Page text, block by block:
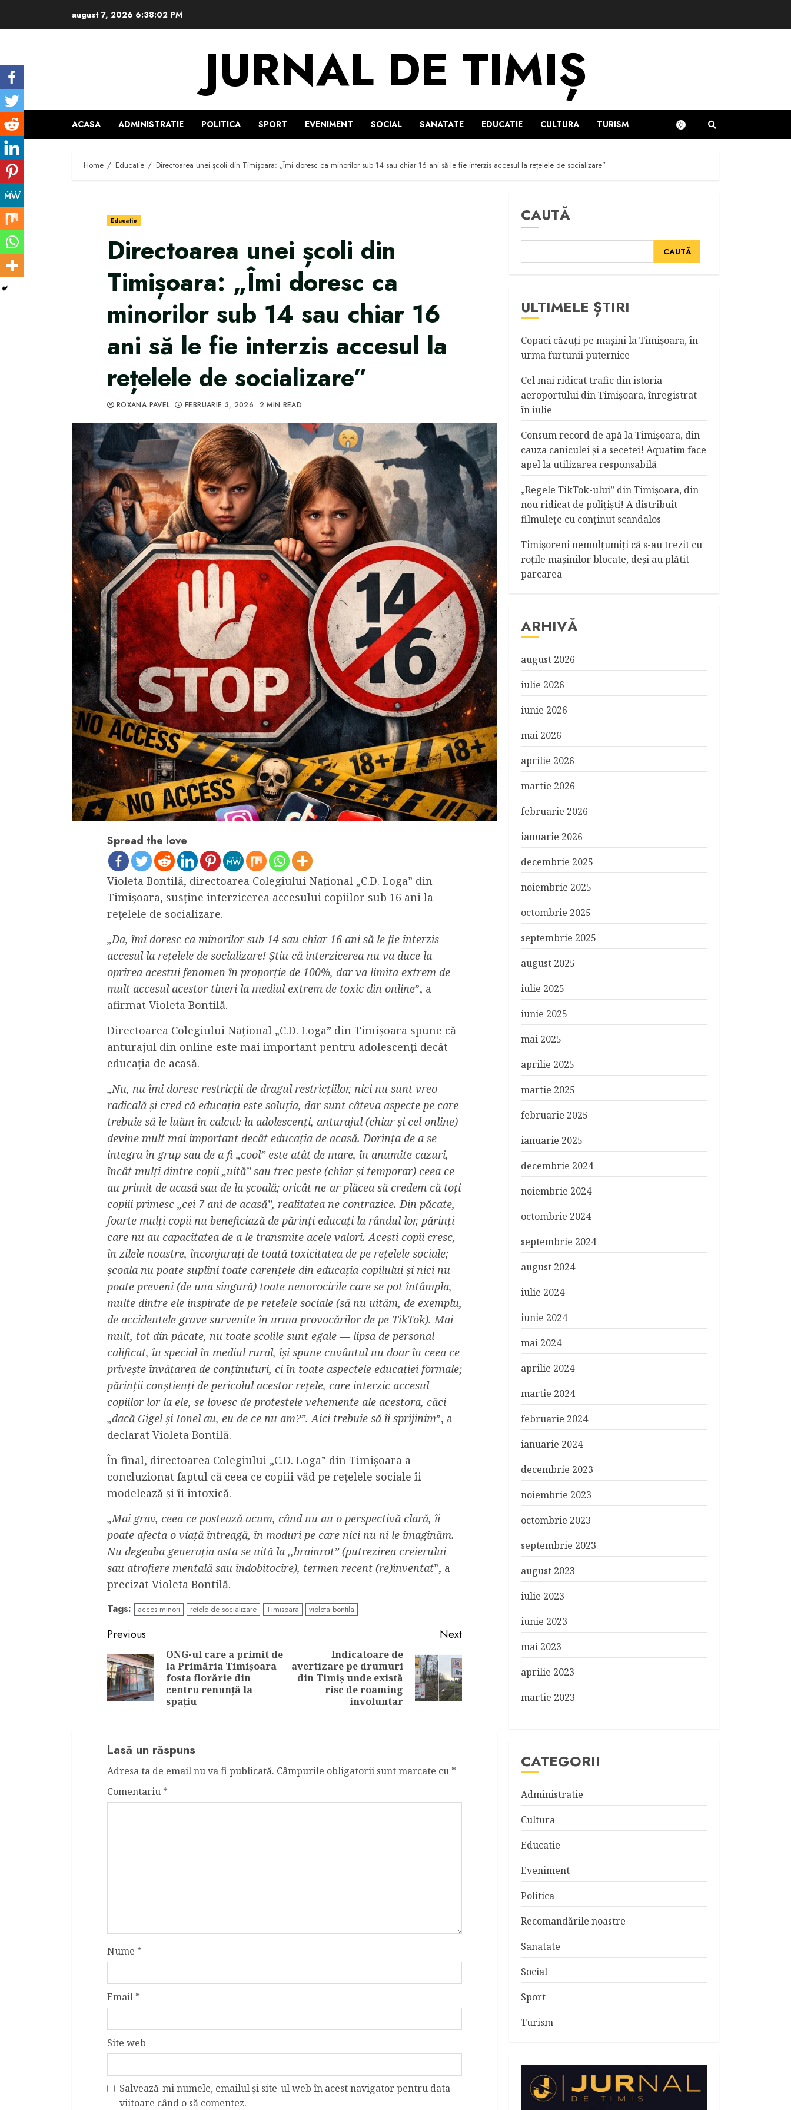
august 7, 2026 6:38:03 PM
JURNAL DE TIMIȘ
ACASA ADMINISTRATIE POLITICA SPORT EVENIMENT SOCIAL SANATATE EDUCATIE CULTURA TURISM
Home Educatie Directoarea unei școli din Timișoara: „Îmi doresc ca minorilor sub 14 sau chiar 16 ani să le fie interzis accesul la rețelele de socializare”
Educatie
Directoarea unei școli din
Timișoara: „Îmi doresc ca
minorilor sub 14 sau chiar 16
ani să le fie interzis accesul la
rețelele de socializare”
ROXANA PAVEL FEBRUARIE 3, 2026 2 MIN READ
Spread the love
Violeta Bontilă, directoarea Colegiului Național „C.D. Loga” din
Timișoara, susține interzicerea accesului copiilor sub 16 ani la
rețelele de socializare.
„Da, îmi doresc ca minorilor sub 14 sau chiar 16 ani să le fie interzis
accesul la rețelele de socializare! Știu că interzicerea nu va duce la
oprirea acestui fenomen în proporție de 100%, dar va limita extrem de
mult accesul acestor tineri la mediul extrem de toxic din online”, a
afirmat Violeta Bontilă.
Directoarea Colegiului Național „C.D. Loga” din Timișoara spune că
anturajul din online este mai important pentru adolescenți decât
educația de acasă.
„Nu, nu îmi doresc restricții de dragul restricțiilor, nici nu sunt vreo
radicală și cred că educația este soluția, dar sunt câteva aspecte pe care
trebuie să le luăm în calcul: la adolescenți, anturajul (chiar și cel online)
devine mult mai important decât educația de acasă. Dorința de a se
integra în grup sau de a fi „cool” este atât de mare, în anumite cazuri,
încât mulți dintre copii „uită” sau trec peste (chiar și temporar) ceea ce
au primit de acasă sau de la școală; oricât ne-ar plăcea să credem că toți
copiii primesc „cei 7 ani de acasă”, realitatea ne contrazice. Din păcate,
foarte mulți copii nu beneficiază de părinți educați la rândul lor, părinți
care nu au capacitatea de a le transmite acele valori. Acești copii cresc,
în zilele noastre, înconjurați de toată toxicitatea de pe rețelele sociale;
școala nu poate suplini toate carențele din educația copilului și nici nu
poate preveni (de una singură) toate nenorocirile care se pot întâmpla,
multe dintre ele inspirate de pe rețelele sociale (să nu uităm, de exemplu,
de accidentele grave survenite în urma provocărilor de pe TikTok). Mai
mult, tot din păcate, nu toate școlile sunt egale — lipsa de personal
calificat, în special în mediul rural, își spune cuvântul nu doar în ceea ce
privește învățarea de conținuturi, ci în toate aspectele educației formale;
părinții conștienți de pericolul acestor rețele, care interzic accesul
copiilor lor la ele, se lovesc de protestele vehemente ale acestora, căci
„dacă Gigel și Ionel au, eu de ce nu am?”. Aici trebuie să îi sprijinim”, a
declarat Violeta Bontilă.
În final, directoarea Colegiului „C.D. Loga” din Timișoara a
concluzionat faptul că ceea ce copiii văd pe rețelele sociale îi
modelează și îi intoxică.
„Mai grav, ceea ce postează acum, când nu au o perspectivă clară, îi
poate afecta o viață întreagă, în moduri pe care nici nu ni le imaginăm.
Nu degeaba generația asta se uită la ,,brainrot” (putrezirea creierului
sau atrofiere mentală sau îndobitocire), termen recent (re)inventat”, a
precizat Violeta Bontilă.
Tags: acces minori retele de socializare Timisoara violeta bontila
Continue
Reading
Previous
Previous
ONG-ul care a primit de
la Primăria Timișoara
fosta florărie din
centru renunță la
spațiu
Next
Next
Indicatoare de
avertizare pe drumuri
din Timiș unde există
risc de roaming
involuntar
Lasă un răspuns
Adresa ta de email nu va fi publicată. Câmpurile obligatorii sunt marcate cu *
Comentariu *
Nume *
Email *
Site web
Salvează-mi numele, emailul și site-ul web în acest navigator pentru data
viitoare când o să comentez.
CAUTĂ
CAUTĂ
ULTIMELE ȘTIRI
Copaci căzuţi pe maşini la Timişoara, în
urma furtunii puternice
Cel mai ridicat trafic din istoria
aeroportului din Timişoara, înregistrat
în iulie
Consum record de apă la Timişoara, din
cauza caniculei şi a secetei! Aquatim face
apel la utilizarea responsabilă
„Regele TikTok-ului” din Timişoara, din
nou ridicat de poliţişti! A distribuit
filmuleţe cu conţinut scandalos
Timişoreni nemulţumiţi că s-au trezit cu
roţile maşinilor blocate, deşi au plătit
parcarea
ARHIVĂ
august 2026
iulie 2026
iunie 2026
mai 2026
aprilie 2026
martie 2026
februarie 2026
ianuarie 2026
decembrie 2025
noiembrie 2025
octombrie 2025
septembrie 2025
august 2025
iulie 2025
iunie 2025
mai 2025
aprilie 2025
martie 2025
februarie 2025
ianuarie 2025
decembrie 2024
noiembrie 2024
octombrie 2024
septembrie 2024
august 2024
iulie 2024
iunie 2024
mai 2024
aprilie 2024
martie 2024
februarie 2024
ianuarie 2024
decembrie 2023
noiembrie 2023
octombrie 2023
septembrie 2023
august 2023
iulie 2023
iunie 2023
mai 2023
aprilie 2023
martie 2023
CATEGORII
Administratie
Cultura
Educatie
Eveniment
Politica
Recomandările noastre
Sanatate
Social
Sport
Turism